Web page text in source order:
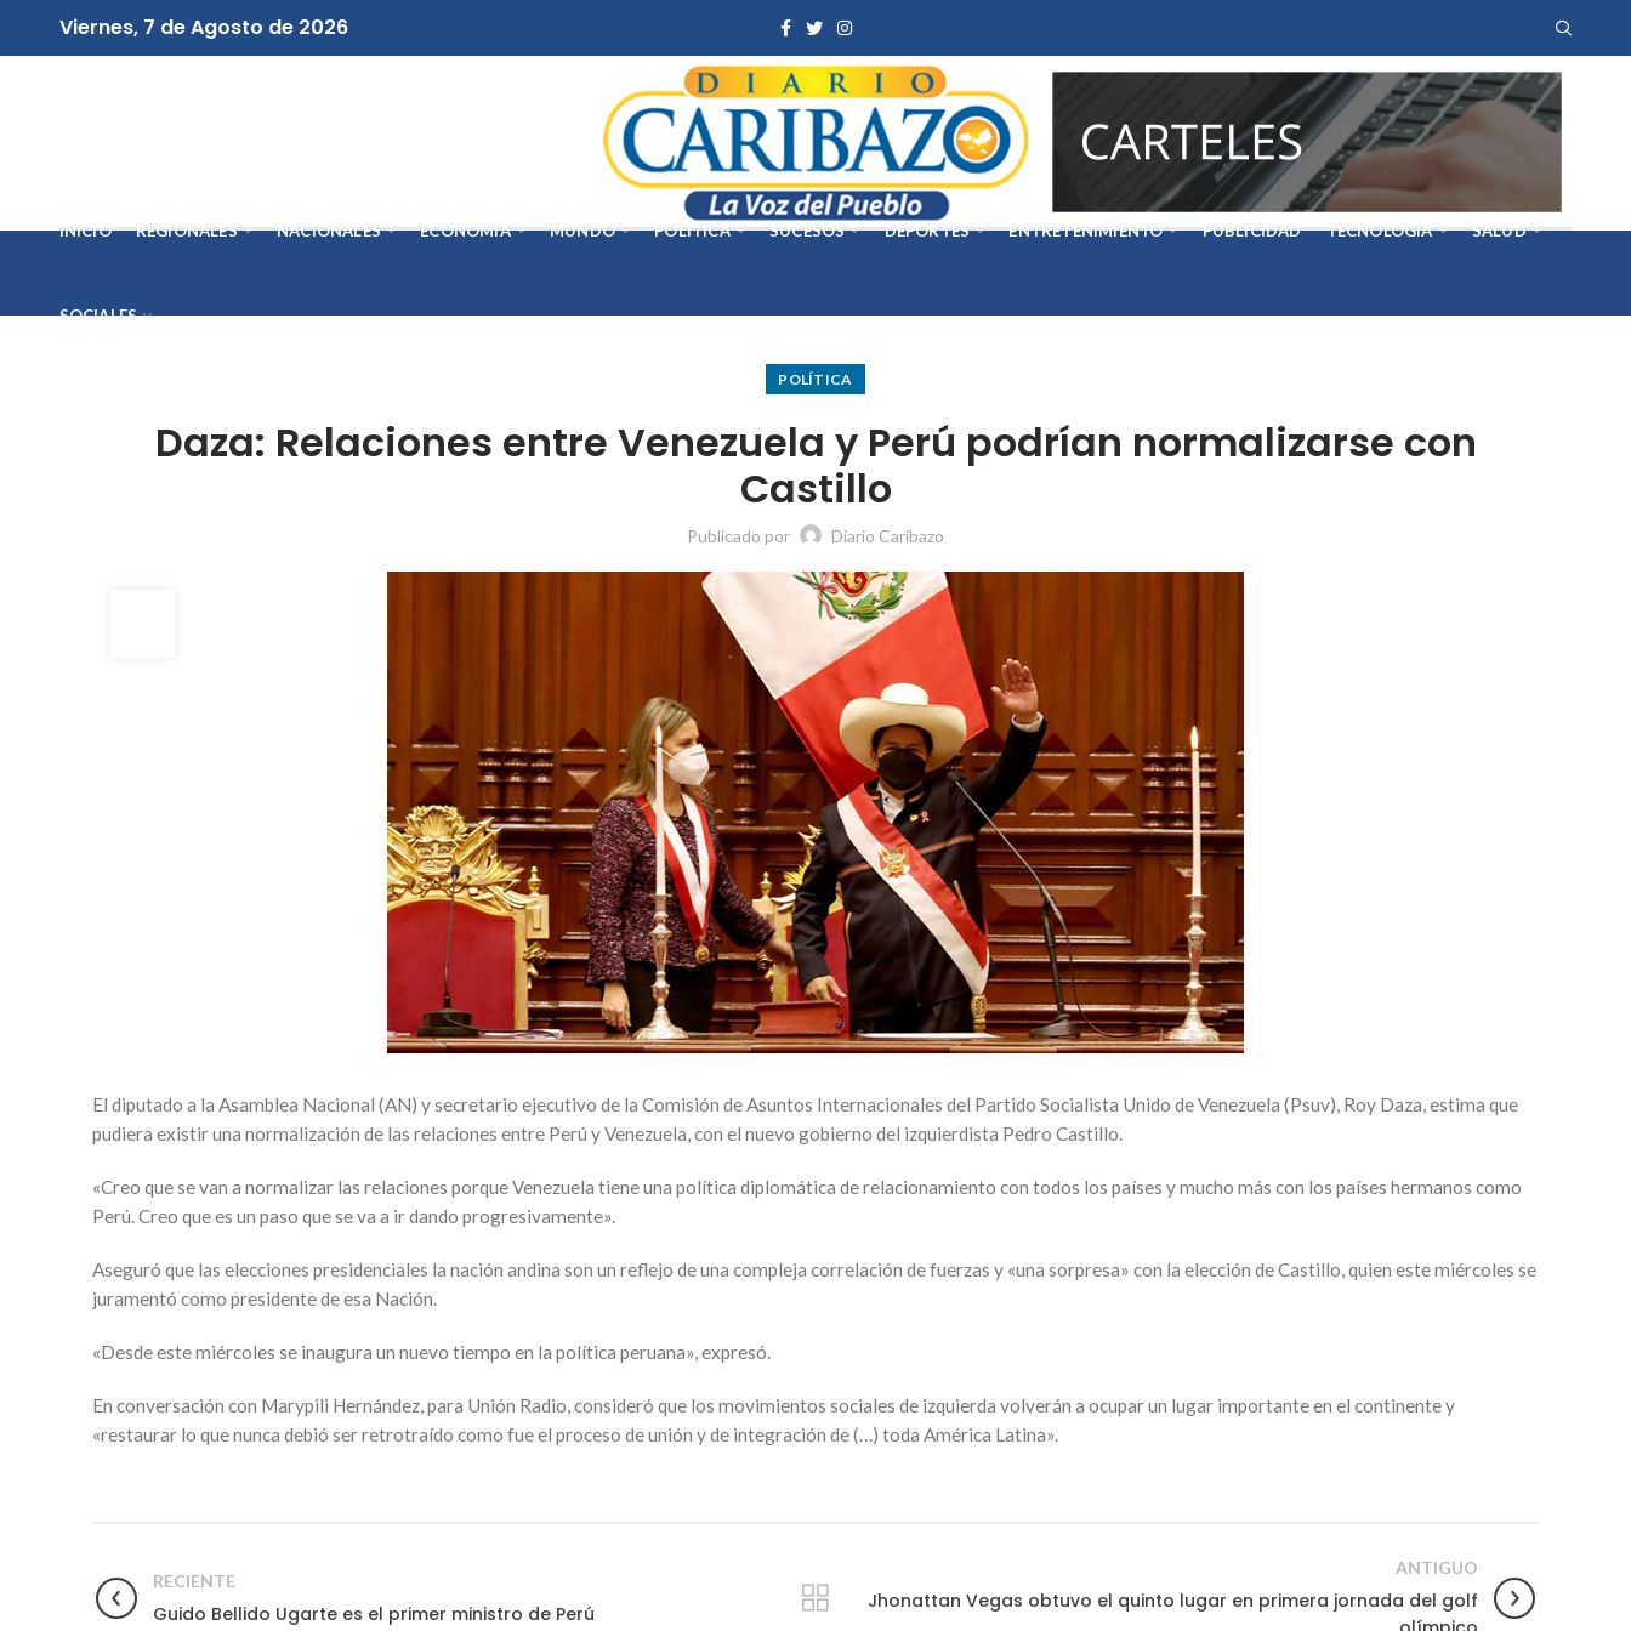
Viernes, 7 de Agosto de 2026
INICIO REGIONALES NACIONALES ECONOMÍA MUNDO POLÍTICA SUCESOS DEPORTES ENTRETENIMIENTO PUBLICIDAD TECNOLOGÍA SALUD
SOCIALES
POLÍTICA
Daza: Relaciones entre Venezuela y Perú podrían normalizarse con
Castillo
Publicado por Diario Caribazo
El diputado a la Asamblea Nacional (AN) y secretario ejecutivo de la Comisión de Asuntos Internacionales del Partido Socialista Unido de Venezuela (Psuv), Roy Daza, estima que
pudiera existir una normalización de las relaciones entre Perú y Venezuela, con el nuevo gobierno del izquierdista Pedro Castillo.
«Creo que se van a normalizar las relaciones porque Venezuela tiene una política diplomática de relacionamiento con todos los países y mucho más con los países hermanos como
Perú. Creo que es un paso que se va a ir dando progresivamente».
Aseguró que las elecciones presidenciales la nación andina son un reflejo de una compleja correlación de fuerzas y «una sorpresa» con la elección de Castillo, quien este miércoles se
juramentó como presidente de esa Nación.
«Desde este miércoles se inaugura un nuevo tiempo en la política peruana», expresó.
En conversación con Marypili Hernández, para Unión Radio, consideró que los movimientos sociales de izquierda volverán a ocupar un lugar importante en el continente y
«restaurar lo que nunca debió ser retrotraído como fue el proceso de unión y de integración de (…) toda América Latina».
RECIENTE
Guido Bellido Ugarte es el primer ministro de Perú
ANTIGUO
Jhonattan Vegas obtuvo el quinto lugar en primera jornada del golf